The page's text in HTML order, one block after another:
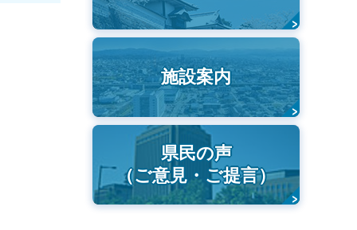
施設案内
県民の声
（ご意見・ご提言）